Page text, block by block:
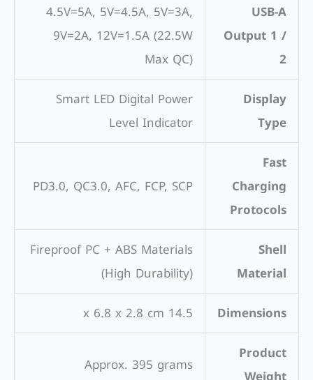
USB-A
Output 1 /
2
4.5V=5A, 5V=4.5A, 5V=3A,
9V=2A, 12V=1.5A (22.5W
Max QC)
Display
Type
Smart LED Digital Power
Level Indicator
Fast
Charging
Protocols
PD3.0, QC3.0, AFC, FCP, SCP
Shell
Material
Fireproof PC + ABS Materials
(High Durability)
Dimensions
14.5 x 6.8 x 2.8 cm
Product
Approx. 395 grams